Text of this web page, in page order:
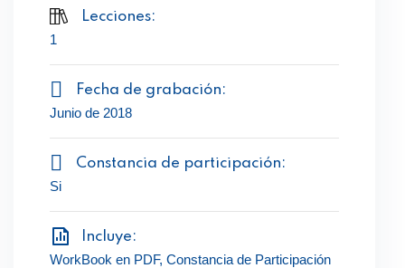
Lecciones:
1
Fecha de grabación:
Junio de 2018
Constancia de participación:
Si
Incluye:
WorkBook en PDF, Constancia de Participación